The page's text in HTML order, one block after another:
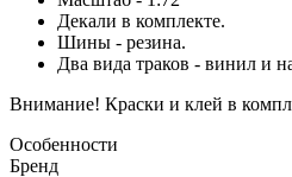
Декали в комплекте.
Шины - резина.
Два вида траков - винил и
Внимание! Краски и клей в
Особенности
Бренд